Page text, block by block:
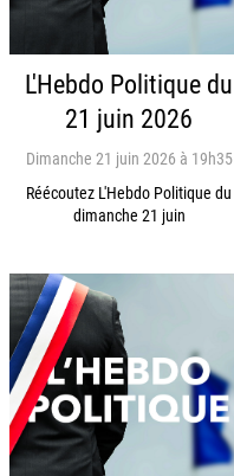
L'Hebdo Politique du
21 juin 2026
Dimanche 21 juin 2026 à 19h35
Réécoutez L'Hebdo Politique du
dimanche 21 juin